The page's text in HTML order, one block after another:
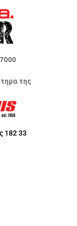
της
182 33